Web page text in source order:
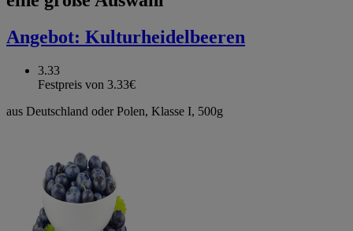
Angebot: Kulturheidelbeeren
3.33
Festpreis von 3.33€
aus Deutschland oder Polen, Klasse I, 500g